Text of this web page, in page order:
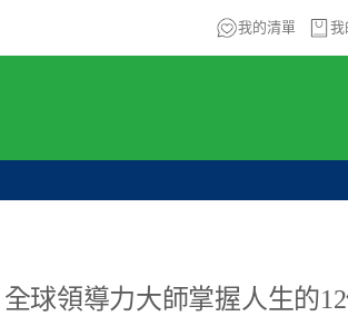
我的清單 我
球領導力大師掌握人生的